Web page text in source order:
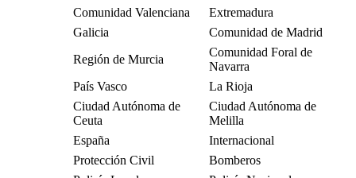
Comunidad Valenciana
Extremadura
Galicia
Comunidad de Madrid
Región de Murcia
Comunidad Foral de
Navarra
País Vasco
La Rioja
Ciudad Autónoma de
Ceuta
Ciudad Autónoma de
Melilla
España
Internacional
Protección Civil
Bomberos